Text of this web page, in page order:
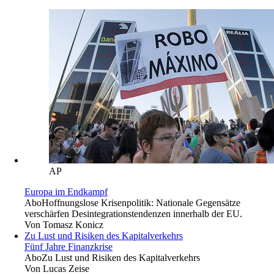
AP
Europa im Endkampf
AboHoffnungslose Krisenpolitik: Nationale Gegensätze
verschärfen Desintegrationstendenzen innerhalb der EU.
Von Tomasz Konicz
Zu Lust und Risiken des Kapitalverkehrs
Fünf Jahre Finanzkrise
AboZu Lust und Risiken des Kapitalverkehrs
Von Lucas Zeise